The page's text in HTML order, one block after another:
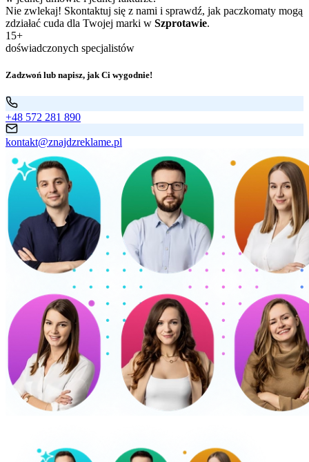
Nie zwlekaj! Skontaktuj się z nami i sprawdź, jak paczkomaty mogą
zdziałać cuda dla Twojej marki w Szprotawie.
15+
doświadczonych specjalistów
Zadzwoń lub napisz, jak Ci wygodnie!
+48 572 281 890
kontakt@znajdzreklame.pl